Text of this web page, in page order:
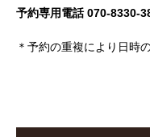
予約専用電話 070-8330-
＊予約の重複により日時